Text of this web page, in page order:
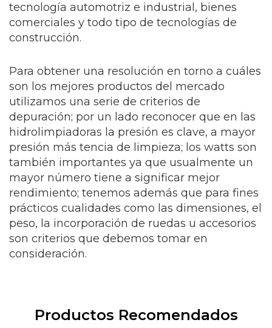
tecnología automotriz e industrial, bienes
comerciales y todo tipo de tecnologías de
construcción.
Para obtener una resolución en torno a cuáles
son los mejores productos del mercado
utilizamos una serie de criterios de
depuración; por un lado reconocer que en las
hidrolimpiadoras la presión es clave, a mayor
presión más tencia de limpieza; los watts son
también importantes ya que usualmente un
mayor número tiene a significar mejor
rendimiento; tenemos además que para fines
prácticos cualidades como las dimensiones, el
peso, la incorporación de ruedas u accesorios
son criterios que debemos tomar en
consideración.
Productos Recomendados